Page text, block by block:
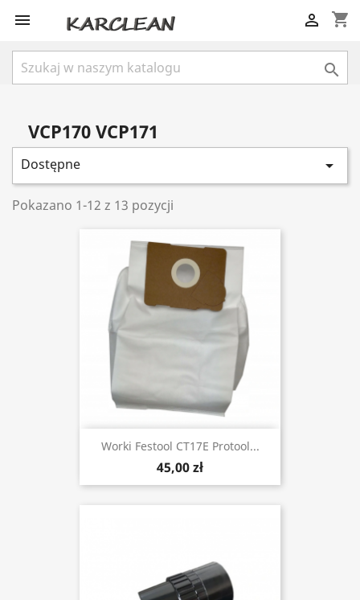
 shopping_cart


VCP170 VCP171
Dostępne 
Pokazano 1-12 z 13 pozycji
Worki Festool CT17E Protool...
45,00 zł